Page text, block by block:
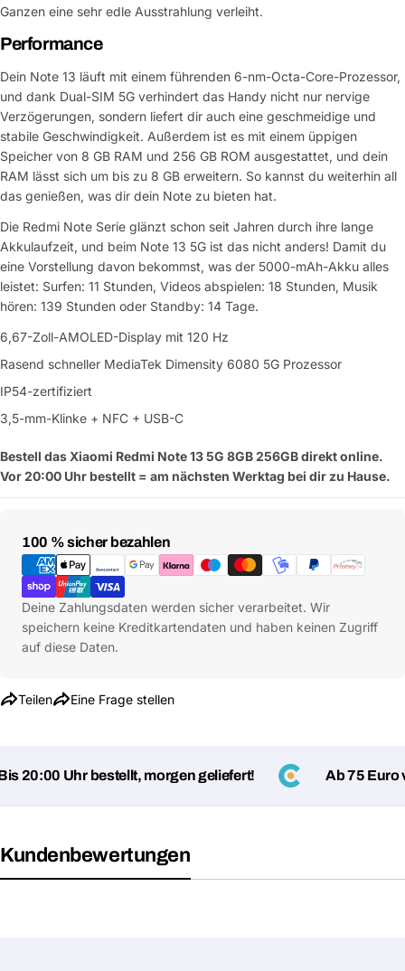
Ganzen eine sehr edle Ausstrahlung verleiht.
Performance
Dein Note 13 läuft mit einem führenden 6-nm-Octa-Core-Prozessor,
und dank Dual-SIM 5G verhindert das Handy nicht nur nervige
Verzögerungen, sondern liefert dir auch eine geschmeidige und
stabile Geschwindigkeit. Außerdem ist es mit einem üppigen
Speicher von 8 GB RAM und 256 GB ROM ausgestattet, und dein
RAM lässt sich um bis zu 8 GB erweitern. So kannst du weiterhin all
das genießen, was dir dein Note zu bieten hat.
Die Redmi Note Serie glänzt schon seit Jahren durch ihre lange
Akkulaufzeit, und beim Note 13 5G ist das nicht anders! Damit du
eine Vorstellung davon bekommst, was der 5000-mAh-Akku alles
leistet: Surfen: 11 Stunden, Videos abspielen: 18 Stunden, Musik
hören: 139 Stunden oder Standby: 14 Tage.
6,67-Zoll-AMOLED-Display mit 120 Hz
Rasend schneller MediaTek Dimensity 6080 5G Prozessor
IP54-zertifiziert
3,5-mm-Klinke + NFC + USB-C
Bestell das Xiaomi Redmi Note 13 5G 8GB 256GB direkt online.
Vor 20:00 Uhr bestellt = am nächsten Werktag bei dir zu Hause.
100 % sicher bezahlen
Zahlungsmethoden
Deine Zahlungsdaten werden sicher verarbeitet. Wir
speichern keine Kreditkartendaten und haben keinen Zugriff
auf diese Daten.
Teilen Eine Frage stellen
Deine
Mit * markierte Felder sind Pflichtfelder
Frage absenden
Uhr bestellt, morgen geliefert! Ab 75 Euro
Kundenbewertungen